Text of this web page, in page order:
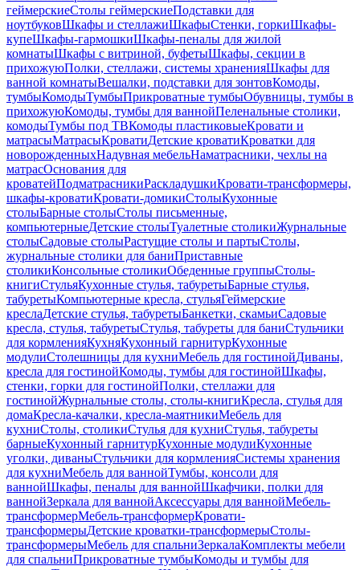
геймерскиеСтолы геймерскиеПодставки для
ноутбуковШкафы и стеллажиШкафыСтенки, горкиШкафы-
купеШкафы-гармошкиШкафы-пеналы для жилой
комнатыШкафы с витриной, буфетыШкафы, секции в
прихожуюПолки, стеллажи, системы храненияШкафы для
ванной комнатыВешалки, подставки для зонтовКомоды,
тумбыКомодыТумбыПрикроватные тумбыОбувницы, тумбы в
прихожуюКомоды, тумбы для ваннойПеленальные столики,
комодыТумбы под ТВКомоды пластиковыеКровати и
матрасыМатрасыКроватиДетские кроватиКроватки для
новорожденныхНадувная мебельНаматрасники, чехлы на
матрасОснования для
кроватейПодматрасникиРаскладушкиКровати-трансформеры,
шкафы-кроватиКровати-домикиСтолыКухонные
столыБарные столыСтолы письменные,
компьютерныеДетские столыТуалетные столикиЖурнальные
столыСадовые столыРастущие столы и партыСтолы,
журнальные столики для баниПриставные
столикиКонсольные столикиОбеденные группыСтолы-
книгиСтульяКухонные стулья, табуретыБарные стулья,
табуретыКомпьютерные кресла, стульяГеймерские
креслаДетские стулья, табуретыБанкетки, скамьиСадовые
кресла, стулья, табуретыСтулья, табуреты для баниСтульчики
для кормленияКухняКухонный гарнитурКухонные
модулиСтолешницы для кухниМебель для гостинойДиваны,
кресла для гостинойКомоды, тумбы для гостинойШкафы,
стенки, горки для гостинойПолки, стеллажи для
гостинойЖурнальные столы, столы-книгиКресла, стулья для
домаКресла-качалки, кресла-маятникиМебель для
кухниСтолы, столикиСтулья для кухниСтулья, табуреты
барныеКухонный гарнитурКухонные модулиКухонные
уголки, диваныСтульчики для кормленияСистемы хранения
для кухниМебель для ваннойТумбы, консоли для
ваннойШкафы, пеналы для ваннойШкафчики, полки для
ваннойЗеркала для ваннойАксессуары для ваннойМебель-
трансформерМебель-трансформерКровати-
трансформерыДетские кроватки-трансформерыСтолы-
трансформерыМебель для спальниЗеркалаКомплекты мебели
для спальниПрикроватные тумбыКомоды и тумбы для